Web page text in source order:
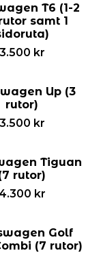
T6 (1-2
samt 1
3.500 kr
Up (3
rutor)
3.500 kr
Tiguan
rutor)
4.300 kr
Golf
(7 rutor)